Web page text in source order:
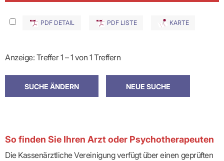
PDF DETAIL PDF LISTE KARTE
Anzeige: Treffer 1 – 1 von 1 Treffern
So finden Sie Ihren Arzt oder Psychotherapeuten
Die Kassenärztliche Vereinigung verfügt über einen geprüften